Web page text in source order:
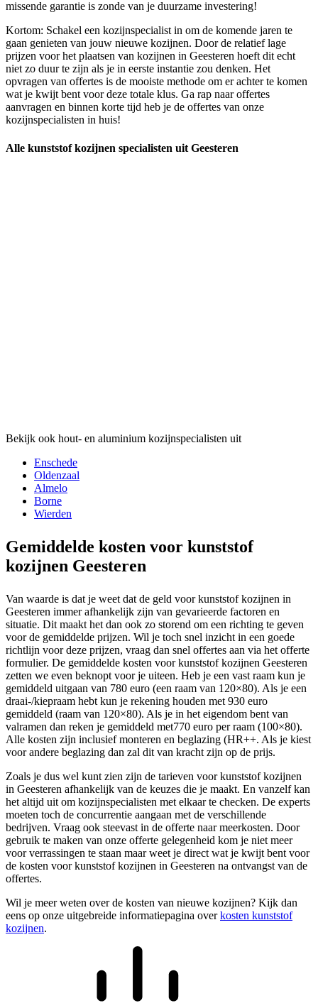
missende garantie is zonde van je duurzame investering!
Kortom: Schakel een kozijnspecialist in om de komende jaren te
gaan genieten van jouw nieuwe kozijnen. Door de relatief lage
prijzen voor het plaatsen van kozijnen in Geesteren hoeft dit echt
niet zo duur te zijn als je in eerste instantie zou denken. Het
opvragen van offertes is de mooiste methode om er achter te komen
wat je kwijt bent voor deze totale klus. Ga rap naar offertes
aanvragen en binnen korte tijd heb je de offertes van onze
kozijnspecialisten in huis!
Alle kunststof kozijnen specialisten uit Geesteren
Bekijk ook hout- en aluminium kozijnspecialisten uit
Enschede
Oldenzaal
Almelo
Borne
Wierden
Gemiddelde kosten voor kunststof
kozijnen Geesteren
Van waarde is dat je weet dat de geld voor kunststof kozijnen in
Geesteren immer afhankelijk zijn van gevarieerde factoren en
situatie. Dit maakt het dan ook zo storend om een richting te geven
voor de gemiddelde prijzen. Wil je toch snel inzicht in een goede
richtlijn voor deze prijzen, vraag dan snel offertes aan via het offerte
formulier. De gemiddelde kosten voor kunststof kozijnen Geesteren
zetten we even beknopt voor je uiteen. Heb je een vast raam kun je
gemiddeld uitgaan van 780 euro (een raam van 120×80). Als je een
draai-/kiepraam hebt kun je rekening houden met 930 euro
gemiddeld (raam van 120×80). Als je in het eigendom bent van
valramen dan reken je gemiddeld met770 euro per raam (100×80).
Alle kosten zijn inclusief monteren en beglazing (HR++. Als je kiest
voor andere beglazing dan zal dit van kracht zijn op de prijs.
Zoals je dus wel kunt zien zijn de tarieven voor kunststof kozijnen
in Geesteren afhankelijk van de keuzes die je maakt. En vanzelf kan
het altijd uit om kozijnspecialisten met elkaar te checken. De experts
moeten toch de concurrentie aangaan met de verschillende
bedrijven. Vraag ook steevast in de offerte naar meerkosten. Door
gebruik te maken van onze offerte gelegenheid kom je niet meer
voor verrassingen te staan maar weet je direct wat je kwijt bent voor
de kosten voor kunststof kozijnen in Geesteren na ontvangst van de
offertes.
Wil je meer weten over de kosten van nieuwe kozijnen? Kijk dan
eens op onze uitgebreide informatiepagina overkosten kunststof
kozijnen.